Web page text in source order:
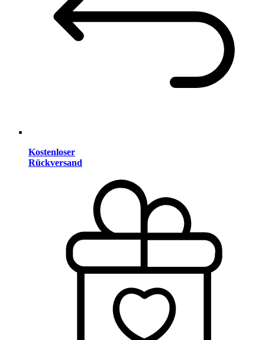
Kostenloser
Rückversand